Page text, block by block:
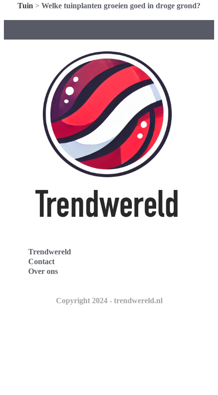
Tuin > Welke tuinplanten groeien goed in droge grond?
Trendwereld
Contact
Over ons
Copyright 2024 - trendwereld.nl